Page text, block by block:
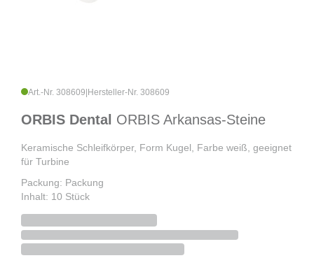
Art.-Nr. 308609 Hersteller-Nr. 308609
ORBIS Dental ORBIS Arkansas-Steine
Keramische Schleifkörper, Form Kugel, Farbe weiß, geeignet
für Turbine
Packung: Packung
Inhalt: 10 Stück